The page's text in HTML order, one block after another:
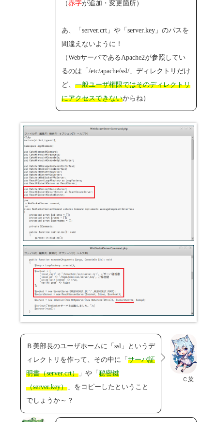
（赤字が追加・変更箇所）
あ、「server.crt」や「server.key」のパスを
間違えないように！
（WebサーバであるApache2が参照してい
るのは「/etc/apache/ssl/」ディレクトリだけ
ど、 一般ユーザ権限ではそのディレクトリ
にアクセスできないからね）
Ｃ菜
Ｂ美部長のユーザホームに「ssl」というデ
ィレクトリを作って、その中に「サーバ証
明書（server.crt） 」や「秘密鍵
（server.key） 」をコピーしたということ
でしょうか～？